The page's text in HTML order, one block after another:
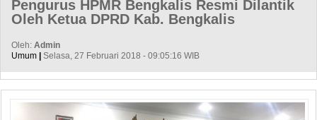
Pengurus HPMR Bengkalis Resmi Dilantik
Oleh Ketua DPRD Kab. Bengkalis
Oleh: Admin
Umum
Selasa, 27 Februari 2018 - 09:05:16 WIB